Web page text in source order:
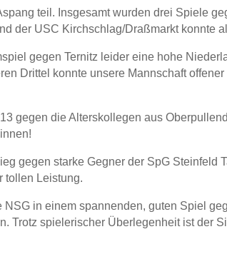
teil. Insgesamt wurden drei Spiele
der USC Kirchschlag/Draßmarkt konnte
gegen Ternitz leider eine hohe
Drittel konnte unsere Mannschaft offener
gegen die Alterskollegen aus
gegen starke Gegner der SpG Steinfeld
tollen Leistung.
NSG in einem spannenden, guten Spiel
Trotz spielerischer Überlegenheit ist der